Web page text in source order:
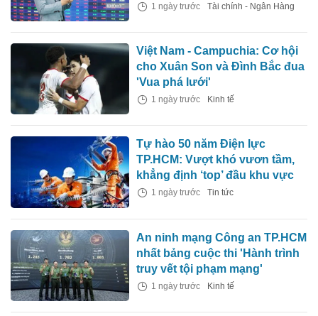
1 ngày trước Tài chính - Ngân Hàng
Việt Nam - Campuchia: Cơ hội
cho Xuân Son và Đình Bắc đua
'Vua phá lưới'
1 ngày trước Kinh tế
Tự hào 50 năm Điện lực
TP.HCM: Vượt khó vươn tầm,
khẳng định ‘top’ đầu khu vực
1 ngày trước Tin tức
An ninh mạng Công an TP.HCM
nhất bảng cuộc thi 'Hành trình
truy vết tội phạm mạng'
1 ngày trước Kinh tế